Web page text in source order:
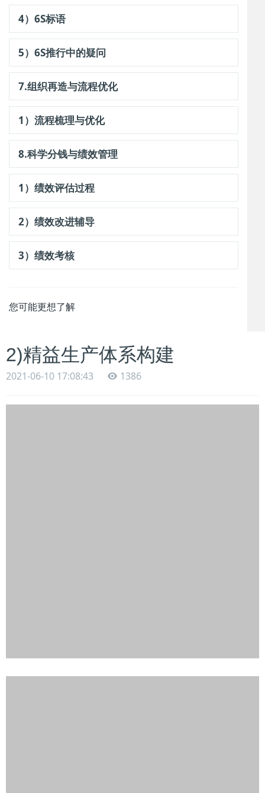
4）6S标语
5）6S推行中的疑问
7.组织再造与流程优化
1）流程梳理与优化
8.科学分钱与绩效管理
1）绩效评估过程
2）绩效改进辅导
3）绩效考核
您可能更想了解
2)精益生产体系构建
2021-06-10 17:08:43 1386